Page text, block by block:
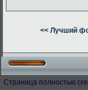
<< Лучший
Страница полностью